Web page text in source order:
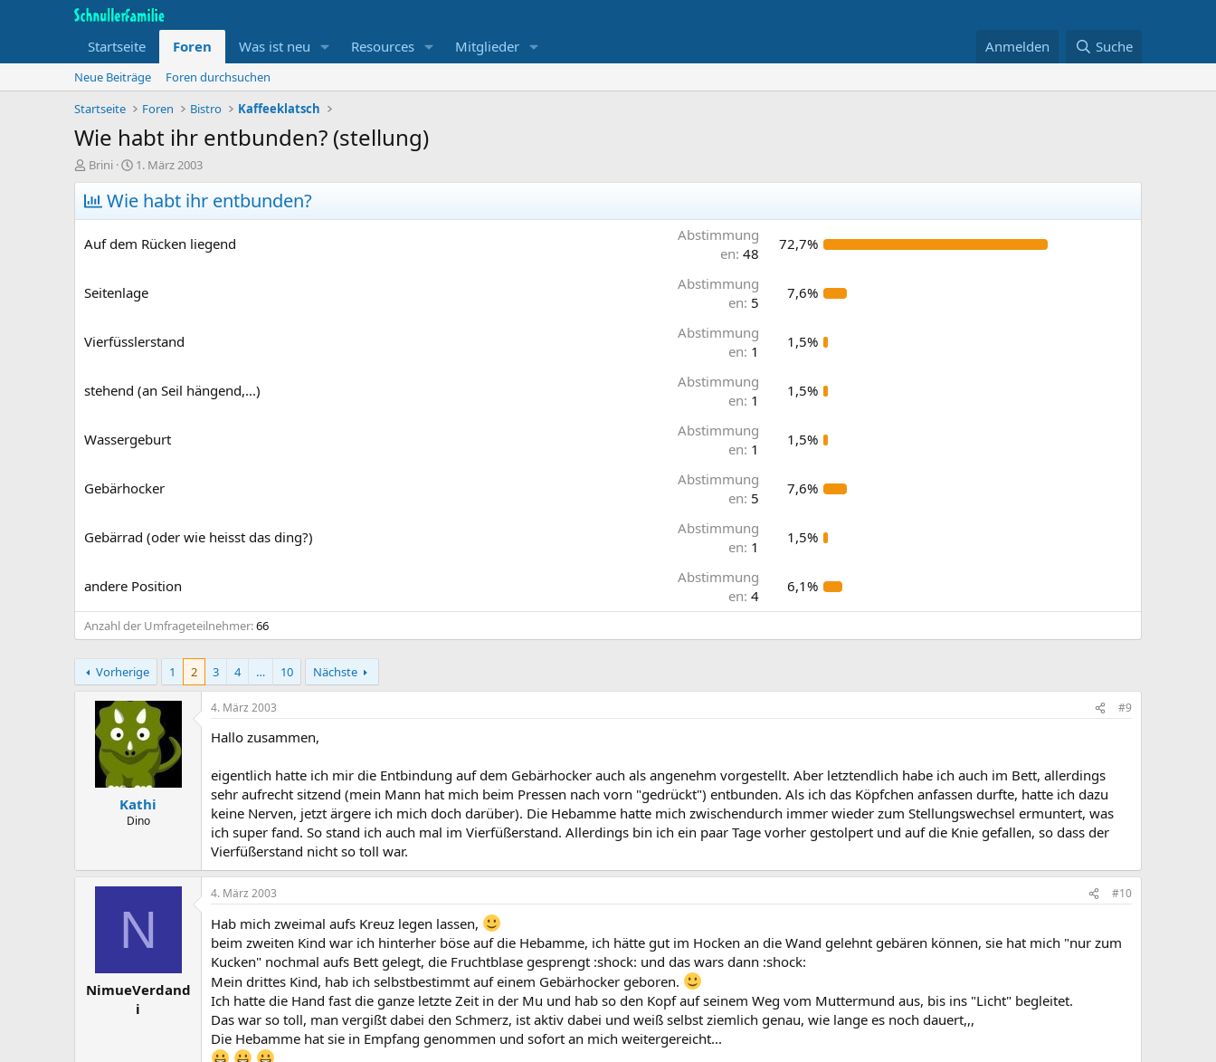
Startseite Foren Was ist neu Resources Mitglieder Anmelden Suche
Neue Beiträge
Foren durchsuchen
Startseite
Foren Bistro Kaffeeklatsch
Wie habt ihr entbunden? (stellung)
T
h
e
m
n
a
e
Brini
B
e
g
i
n
t
1. März 2003
Wie habt ihr entbunden?
Auf dem Rücken liegend
Abstimmung
en: 48
72,7%
Seitenlage
Abstimmung
en: 5
7,6%
Vierfüsslerstand
Abstimmung
en: 1
1,5%
stehend (an Seil hängend,...)
Abstimmung
en: 1
1,5%
Wassergeburt
Abstimmung
en: 1
1,5%
Gebärhocker
Abstimmung
en: 5
7,6%
Gebärrad (oder wie heisst das ding?)
Abstimmung
en: 1
1,5%
andere Position
Abstimmung
en: 4
6,1%
Anzahl der Umfrageteilnehmer 66
Vorherige 1 2 3 4 … 10 Nächste
Kathi
Dino
4. März 2003 #9
Hallo zusammen,
eigentlich hatte ich mir die Entbindung auf dem Gebärhocker auch als angenehm vorgestellt. Aber letztendlich habe ich auch im Bett, allerdings
sehr aufrecht sitzend (mein Mann hat mich beim Pressen nach vorn "gedrückt") entbunden. Als ich das Köpfchen anfassen durfte, hatte ich dazu
keine Nerven, jetzt ärgere ich mich doch darüber). Die Hebamme hatte mich zwischendurch immer wieder zum Stellungswechsel ermuntert, was
ich super fand. So stand ich auch mal im Vierfüßerstand. Allerdings bin ich ein paar Tage vorher gestolpert und auf die Knie gefallen, so dass der
Vierfüßerstand nicht so toll war.
N
NimueVerdand
i
4. März 2003 #10
Hab mich zweimal aufs Kreuz legen lassen,
beim zweiten Kind war ich hinterher böse auf die Hebamme, ich hätte gut im Hocken an die Wand gelehnt gebären können, sie hat mich "nur zum
Kucken" nochmal aufs Bett gelegt, die Fruchtblase gesprengt :shock: und das wars dann :shock:
Mein drittes Kind, hab ich selbstbestimmt auf einem Gebärhocker geboren.
Ich hatte die Hand fast die ganze letzte Zeit in der Mu und hab so den Kopf auf seinem Weg vom Muttermund aus, bis ins "Licht" begleitet.
Das war so toll, man vergißt dabei den Schmerz, ist aktiv dabei und weiß selbst ziemlich genau, wie lange es noch dauert,,,
Die Hebamme hat sie in Empfang genommen und sofort an mich weitergereicht...